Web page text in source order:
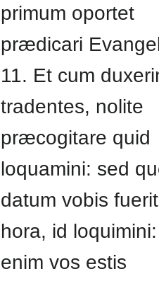
primum oportet
prædicari
11. Et cum
tradentes, nolite
præcogitare quid
loquamini: sed
datum vobis
hora, id
enim vos estis